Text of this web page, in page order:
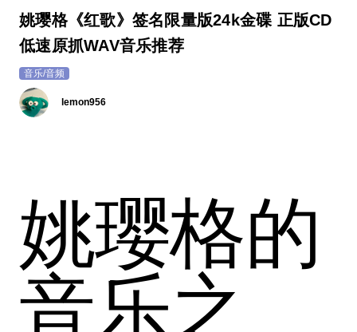
姚璎格《红歌》签名限量版24k金碟 正版CD
低速原抓WAV音乐推荐
音乐/音频
lemon956
姚璎格的
音乐之